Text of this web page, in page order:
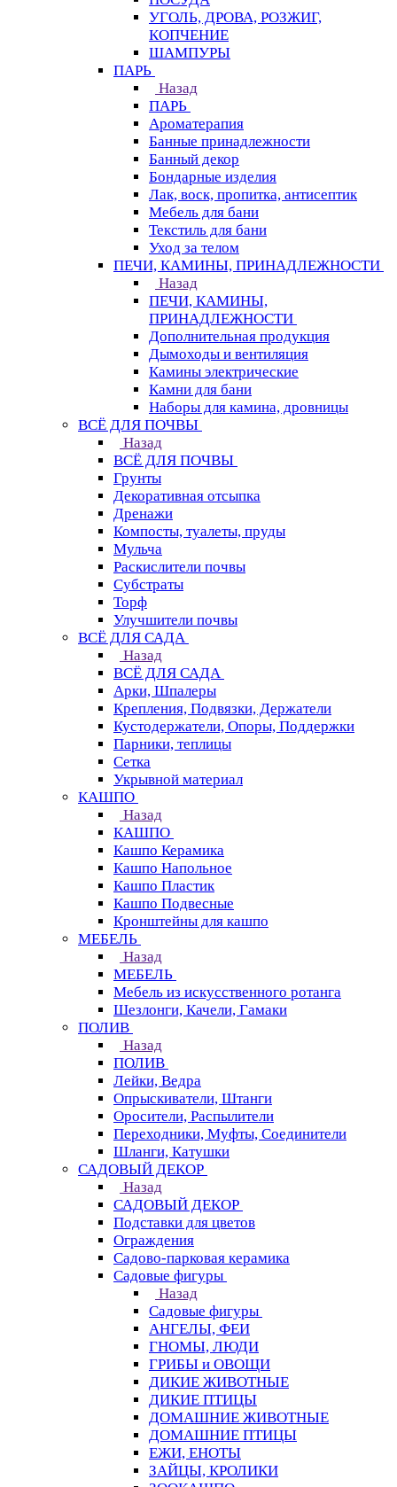
УГОЛЬ, ДРОВА, РОЗЖИГ,
КОПЧЕНИЕ
ШАМПУРЫ
ПАРЬ
Назад
ПАРЬ
Ароматерапия
Банные принадлежности
Банный декор
Бондарные изделия
Лак, воск, пропитка, антисептик
Мебель для бани
Текстиль для бани
Уход за телом
ПЕЧИ, КАМИНЫ, ПРИНАДЛЕЖНОСТИ
Назад
ПЕЧИ, КАМИНЫ,
ПРИНАДЛЕЖНОСТИ
Дополнительная продукция
Дымоходы и вентиляция
Камины электрические
Камни для бани
Наборы для камина, дровницы
ВСЁ ДЛЯ ПОЧВЫ
Назад
ВСЁ ДЛЯ ПОЧВЫ
Грунты
Декоративная отсыпка
Дренажи
Компосты, туалеты, пруды
Мульча
Раскислители почвы
Субстраты
Торф
Улучшители почвы
ВСЁ ДЛЯ САДА
Назад
ВСЁ ДЛЯ САДА
Арки, Шпалеры
Крепления, Подвязки, Держатели
Кустодержатели, Опоры, Поддержки
Парники, теплицы
Сетка
Укрывной материал
КАШПО
Назад
КАШПО
Кашпо Керамика
Кашпо Напольное
Кашпо Пластик
Кашпо Подвесные
Кронштейны для кашпо
МЕБЕЛЬ
Назад
МЕБЕЛЬ
Мебель из искусственного ротанга
Шезлонги, Качели, Гамаки
ПОЛИВ
Назад
ПОЛИВ
Лейки, Ведра
Опрыскиватели, Штанги
Оросители, Распылители
Переходники, Муфты, Соединители
Шланги, Катушки
САДОВЫЙ ДЕКОР
Назад
САДОВЫЙ ДЕКОР
Подставки для цветов
Ограждения
Садово-парковая керамика
Садовые фигуры
Назад
Садовые фигуры
АНГЕЛЫ, ФЕИ
ГНОМЫ, ЛЮДИ
ГРИБЫ и ОВОЩИ
ДИКИЕ ЖИВОТНЫЕ
ДИКИЕ ПТИЦЫ
ДОМАШНИЕ ЖИВОТНЫЕ
ДОМАШНИЕ ПТИЦЫ
ЕЖИ, ЕНОТЫ
ЗАЙЦЫ, КРОЛИКИ